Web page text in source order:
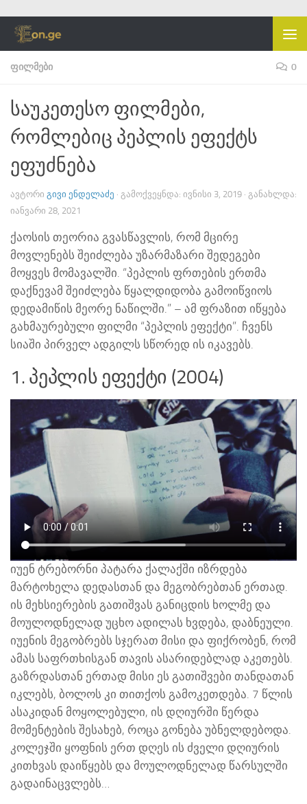
Skip to content
ᲤᲘᲚᲛᲔᲑᲘ 0
საუკეთესო ფილმები,
რომლებიც პეპლის ეფექტს
ეფუძნება
ᲐᲕᲢᲝᲠᲘ ᲒᲘᲕᲘ ᲔᲜᲓᲔᲚᲐᲫᲔ · ᲒᲐᲛᲝᲥᲕᲔᲧᲜᲓᲐ: ᲘᲕᲜᲘᲡᲘ 3, 2019 · ᲒᲐᲜᲐᲮᲚᲓᲐ:
ᲘᲐᲜᲕᲐᲠᲘ 28, 2021
ქაოსის თეორია გვასწავლის, რომ მცირე
მოვლენებს შეიძლება უზარმაზარი შედეგები
მოყვეს მომავალში. “პეპლის ფრთების ერთმა
დაქნევამ შეიძლება წყალდიდობა გამოიწვიოს
დედამიწის მეორე ნაწილში.” – ამ ფრაზით იწყება
გახმაურებული ფილმი “პეპლის ეფექტი”. ჩვენს
სიაში პირველ ადგილს სწორედ ის იკავებს.
1. პეპლის ეფექტი (2004)
იუენ ტრებორნი პატარა ქალაქში იზრდება
მარტოხელა დედასთან და მეგობრებთან ერთად.
ის მეხსიერების გათიშვას განიცდის ხოლმე და
მოულოდნელად უცხო ადილას ხვდება, დაბნეული.
იუენის მეგობრებს სჯერათ მისი და ფიქრობენ, რომ
ამას საფრთხისგან თავის ასარიდებლად აკეთებს.
გაზრდასთან ერთად მისი ეს გათიშვები თანდათან
იკლებს, ბოლოს კი თითქოს გამოკეთდება. 7 წლის
ასაკიდან მოყოლებული, ის დღიურში წერდა
მომენტების შესახებ, როცა გონება უბნელდებოდა.
კოლეჯში ყოფნის ერთ დღეს ის ძველი დღიურის
კითხვას დაიწყებს და მოულოდნელად წარსულში
გადაინაცვლებს…